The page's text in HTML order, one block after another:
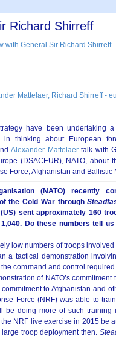
Richard Shirreff
Mattelaer, Richard Shirreff -
have been undertaking
thinking about European
Alexander Mattelaertalk with
(DSACEUR), NATO, about
Force, Afghanistan and Ballistic
(NATO) recently
the Cold War through
sent approximately 160
Do these numbers tell
low numbers of troops involved
a tactical demonstration
command and control
of NATO’s
to Afghanistan and
Force (NRF) was able to
be doing more of such training
NRF live exercise in 2015 be
troop deployment then.